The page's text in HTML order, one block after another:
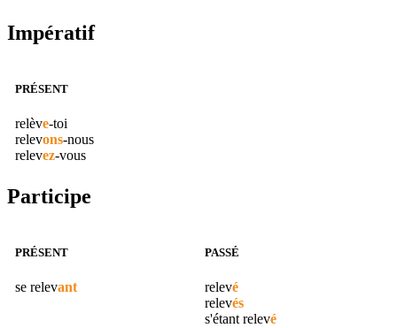
Impératif
PRÉSENT
relève-toi
relevons-nous
relevez-vous
Participe
PRÉSENT
se relevant
PASSÉ
relevé
relevés
s'étant relevé